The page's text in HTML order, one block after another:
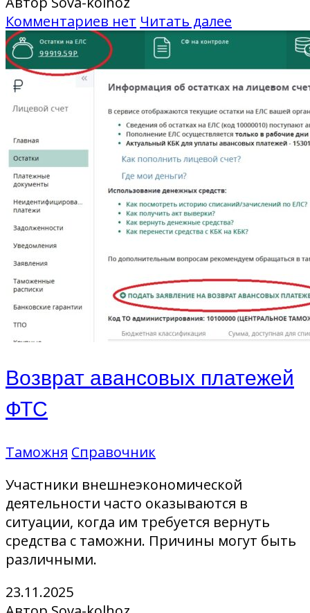
Комментариев нет Читать далее
Возврат авансовых платежей
ФТС
Таможня Справочник
Участники внешнеэкономической
деятельности часто оказываются в
ситуации, когда им требуется вернуть
средства с таможни. Причины могут быть
различными.
23.11.2025